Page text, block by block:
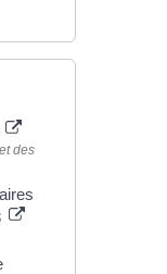
des